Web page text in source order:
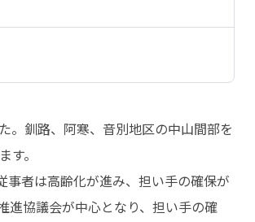
。
進協議会が中心となり、担い手の確